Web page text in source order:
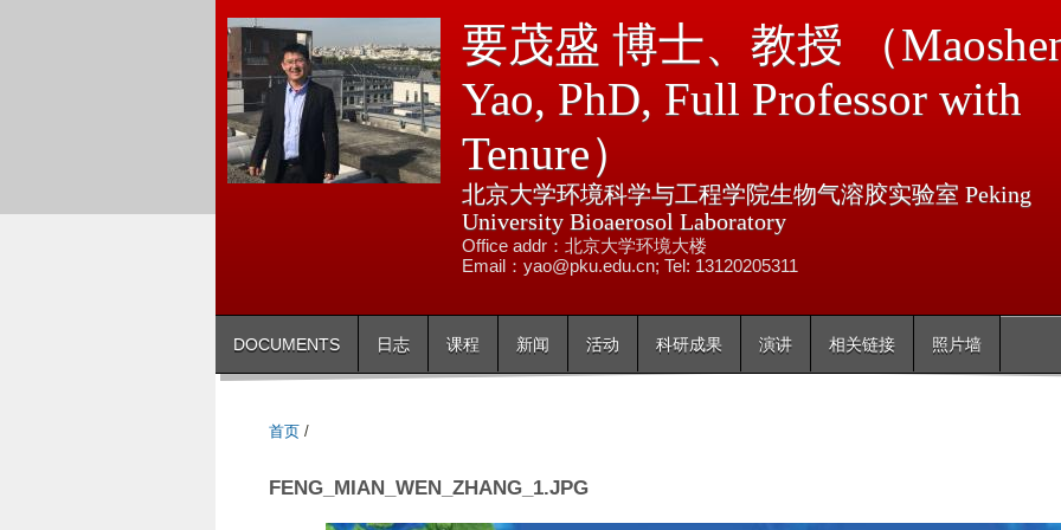
转
主
要
内
部
分
要茂盛 博士、教授 （
Yao, PhD, Full Professor with
Tenure）
北京大学环境科学与工程学院生物气溶胶实验室 Peking
University Bioaerosol Laboratory
Office addr：北京大学环境大楼
Email：yao@pku.edu.cn; Tel: 13120205311
DOCUMENTS 日志 课程 新闻 活动 科研成果 演讲 相关链接 照片墙
首页 /
FENG_MIAN_WEN_ZHANG_1.JPG